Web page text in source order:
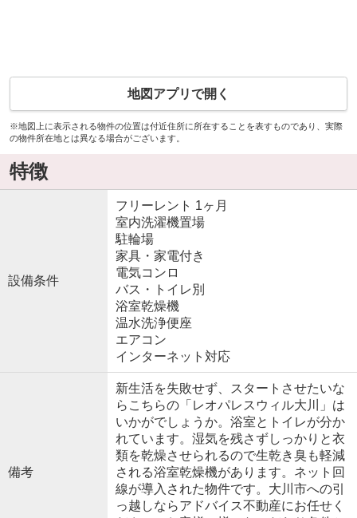
地図アプリで開く
※地図上に表示される物件の位置は付近住所に所在することを表すものであり、実際
の物件所在地とは異なる場合がございます。
特徴
設備条件
フリーレント 1ヶ月
室内洗濯機置場
駐輪場
家具・家電付き
電気コンロ
バス・トイレ別
浴室乾燥機
温水洗浄便座
エアコン
インターネット対応
備考
新生活を失敗せず、スタートさせたいな
らこちらの「レオパレスウィル大川」は
いかがでしょうか。浴室とトイレが分か
れています。湿気を残さずしっかりと衣
類を乾燥させられるので生乾き臭も軽減
される浴室乾燥機があります。ネット回
線が導入された物件です。大川市への引
っ越しならアドバイス不動産にお任せく